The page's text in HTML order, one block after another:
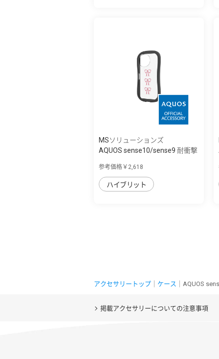
MSソリューションズ
AQUOS sense10/sense9 耐衝撃
参考価格￥2,618
ハイブリット
アクセサリートップ ケース ｜AQUOS
掲載アクセサリーについての注意事項